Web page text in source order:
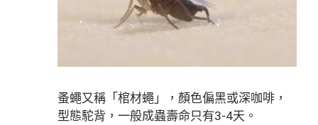
蚤蠅又稱「棺材蠅」，顏色偏黑或深咖啡，
型態駝背，一般成蟲壽命只有3-4天。